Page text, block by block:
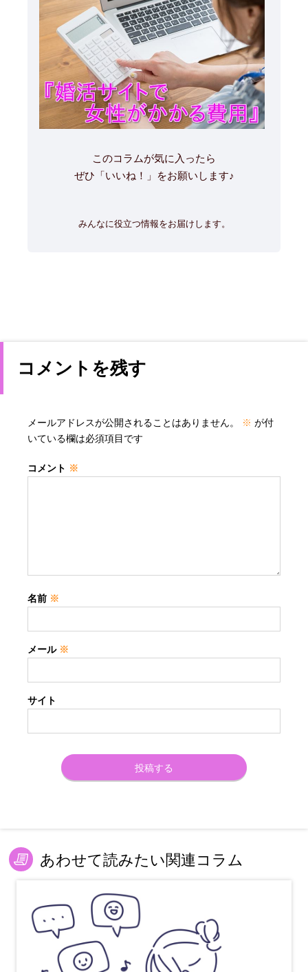
このコラムが気に入ったら
ぜひ「いいね！」をお願いします♪
みんなに役立つ情報をお届けします。
コメントを残す
メールアドレスが公開されることはありません。 ※ が付
いている欄は必須項目です
コメント ※
名前 ※
メール ※
サイト
あわせて読みたい関連コラム